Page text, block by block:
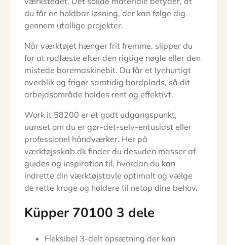
du får en holdbar løsning, der kan følge dig
gennem utallige projekter.
Når værktøjet hænger frit fremme, slipper du
for at rodfæste efter den rigtige nøgle eller den
mistede boremaskinebit. Du får et lynhurtigt
overblik og frigør samtidig bordplads, så dit
arbejdsområde holdes rent og effektivt.
Work it 58200 er et godt udgangspunkt,
uanset om du er gør-det-selv-entusiast eller
professionel håndværker. Her på
værktøjsskab.dk finder du desuden masser af
guides og inspiration til, hvordan du kan
indrette din værktøjstavle optimalt og vælge
de rette kroge og holdere til netop dine behov.
Küpper 70100 3 dele
Fleksibel 3-delt opsætning der kan